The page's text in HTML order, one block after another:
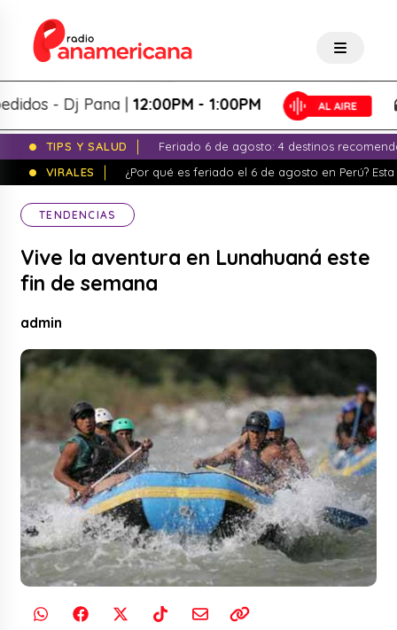
- Dj Pana |12:00PM - 1:00PM
TIPS Y SALUD
Feriado 6 de agosto: 4 destinos
VIRALES
¿Por qué es feriado el 6 de agosto en Perú?
TENDENCIAS
Vive la aventura en Lunahuaná este
fin de semana
admin